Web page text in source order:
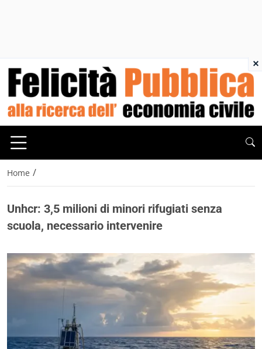
Home /
Unhcr: 3,5 milioni di minori rifugiati senza
scuola, necessario intervenire
×